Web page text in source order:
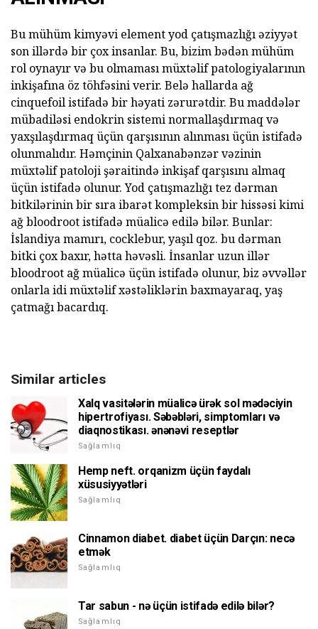
Bu mühüm kimyəvi element yod çatışmazlığı əziyyət
son illərdə bir çox insanlar. Bu, bizim bədən mühüm
rol oynayır və bu olmaması müxtəlif patologiyalarının
inkişafına öz töhfəsini verir. Belə hallarda ağ
cinquefoil istifadə bir həyati zərurətdir. Bu maddələr
mübadiləsi endokrin sistemi normallaşdırmaq və
yaxşılaşdırmaq üçün qarşısının alınması üçün istifadə
olunmalıdır. Həmçinin Qalxanabənzər vəzinin
müxtəlif patoloji şəraitində inkişaf qarşısını almaq
üçün istifadə olunur. Yod çatışmazlığı tez dərman
bitkilərinin bir sıra ibarət kompleksin bir hissəsi kimi
ağ bloodroot istifadə müalicə edilə bilər. Bunlar:
İslandiya mamırı, cocklebur, yaşıl qoz. bu dərman
bitki çox baxır, hətta həvəsli. İnsanlar uzun illər
bloodroot ağ müalicə üçün istifadə olunur, biz əvvəllər
onlarla idi müxtəlif xəstəliklərin baxmayaraq, yaş
çatmağı bacardıq.
Similar articles
Xalq vasitələrin müalicə ürək sol mədəciyin
hipertrofiyası. Səbəbləri, simptomları və
diaqnostikası. ənənəvi reseptlər
Sağlamlıq
Hemp neft. orqanizm üçün faydalı
xüsusiyyətləri
Sağlamlıq
Cinnamon diabet. diabet üçün Darçın: necə
etmək
Sağlamlıq
Tar sabun - nə üçün istifadə edilə bilər?
Sağlamlıq